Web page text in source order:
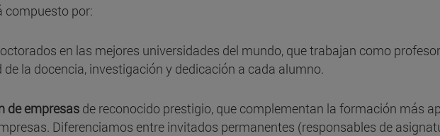
compuesto por:
en las mejores universidades del mundo, que trabajan como
la docencia, investigación y dedicación a cada alumno.
de empresas de reconocido prestigio, que complementan la formación más
Diferenciamos entre invitados permanentes (responsables de